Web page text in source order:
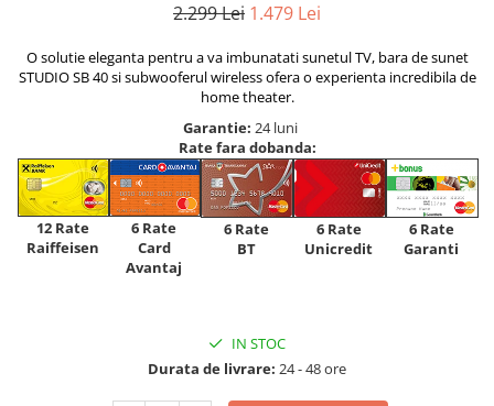
2.299 Lei 1.479 Lei
O solutie eleganta pentru a va imbunatati sunetul TV, bara de sunet
STUDIO SB 40 si subwooferul wireless ofera o experienta incredibila de
home theater.
Garantie: 24 luni
Rate fara dobanda:
12 Rate
Raiffeisen
6 Rate
Card
Avantaj
6 Rate
BT
6 Rate
Unicredit
6 Rate
Garanti
IN STOC
Durata de livrare: 24 - 48 ore